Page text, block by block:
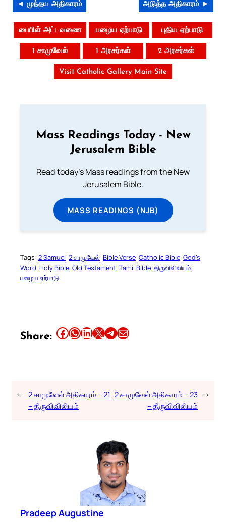
◄ முந்தய அதிகாரம் அடுத்த அதிகாரம் ►
பைபிள் அட்டவணை பழைய ஏற்பாடு புதிய ஏற்பாடு
1 சாமுவேல் 1 அரசர்கள் 2 அரசர்கள்
Visit Catholic Gallery Main Site
Mass Readings Today - New
Jerusalem Bible
Read today's Mass readings from the New
Jerusalem Bible.
MASS READINGS (NJB)
Tags: 2 Samuel 2 சாமுவேல் Bible Verse Catholic Bible God’s
Word Holy Bible Old Testament Tamil Bible திருவிவிலியம்
பழைய ஏற்பாடு
Share: Share this article on Facebook Share this article on WhatsApp Share this article on LinkedIn Share this article on X Share this article on TelegramEmail this Article
← 2 சாமுவேல் அதிகாரம் – 21
– திருவிவிலியம்
2 சாமுவேல் அதிகாரம் – 23
– திருவிவிலியம்
→
Pradeep Augustine